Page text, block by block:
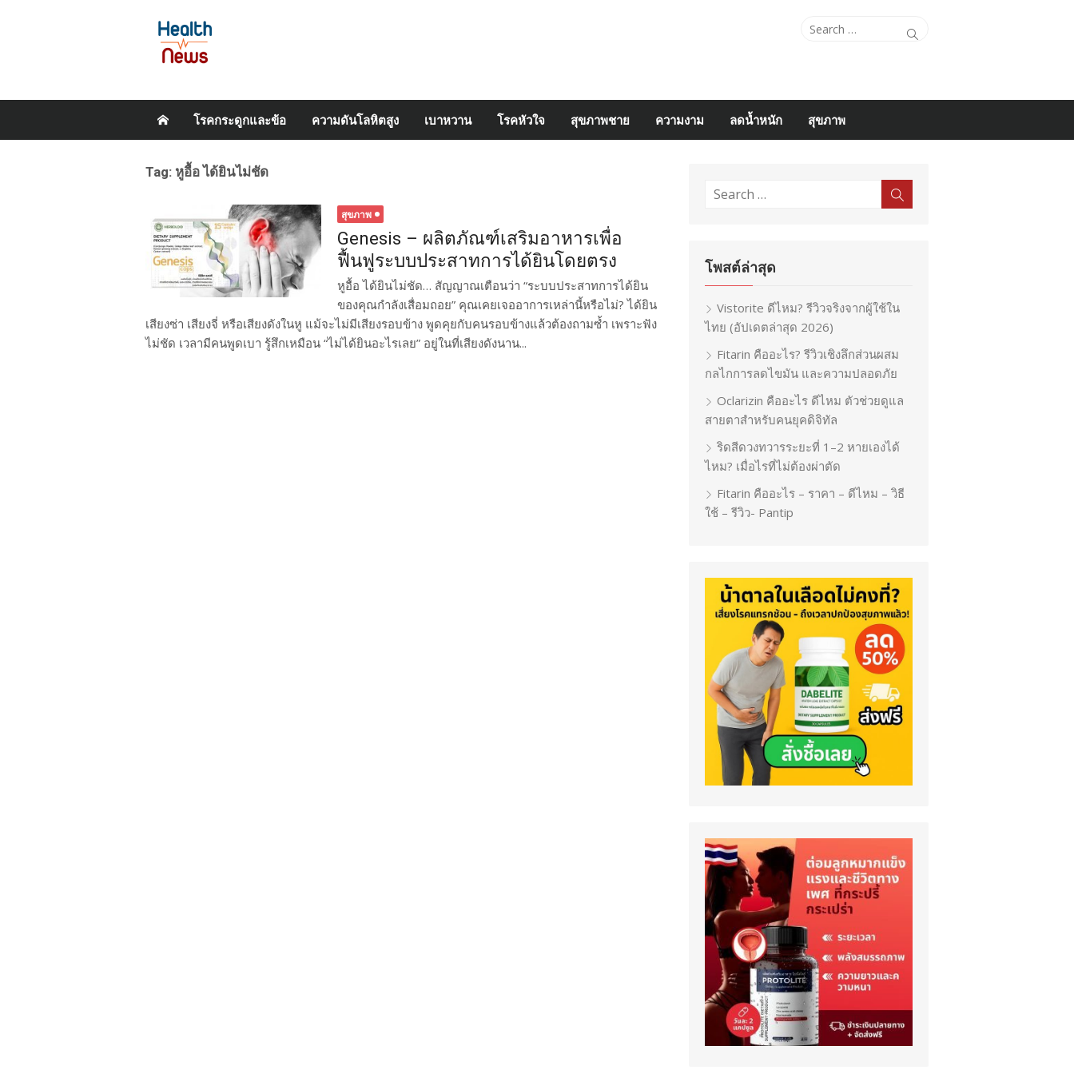
Search
Search
โรคกระดูกและข้อ ความดันโลหิตสูง เบาหวาน โรคหัวใจ สุขภาพชาย ความงาม ลดน้ำหนัก สุขภาพ
Tag: หูอื้อ ได้ยินไม่ชัด
สุขภาพ
Genesis – ผลิตภัณฑ์เสริมอาหารเพื่อ
ฟื้นฟูระบบประสาทการได้ยินโดยตรง
หูอื้อ ได้ยินไม่ชัด… สัญญาณเตือนว่า “ระบบประสาทการได้ยิน
ของคุณกำลังเสื่อมถอย” คุณเคยเจออาการเหล่านี้หรือไม่? ได้ยิน
เสียงซ่า เสียงจี่ หรือเสียงดังในหู แม้จะไม่มีเสียงรอบข้าง พูดคุยกับคนรอบข้างแล้วต้องถามซ้ำ เพราะฟัง
ไม่ชัด เวลามีคนพูดเบา รู้สึกเหมือน “ไม่ได้ยินอะไรเลย” อยู่ในที่เสียงดังนาน...
Search
Search
โพสต์ล่าสุด
Vistorite ดีไหม? รีวิวจริงจากผู้ใช้ใน
ไทย (อัปเดตล่าสุด 2026)
Fitarin คืออะไร? รีวิวเชิงลึกส่วนผสม
กลไกการลดไขมัน และความปลอดภัย
Oclarizin คืออะไร ดีไหม ตัวช่วยดูแล
สายตาสำหรับคนยุคดิจิทัล
ริดสีดวงทวารระยะที่ 1–2 หายเองได้
ไหม? เมื่อไรที่ไม่ต้องผ่าตัด
Fitarin คืออะไร – ราคา – ดีไหม – วิธี
ใช้ – รีวิว- Pantip